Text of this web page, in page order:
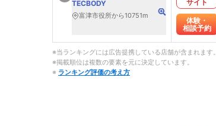
TECBODY
富津市役所から10751m
サイト
体験・
相談予約
※当ランキングには広告提携している店舗が含まれます。
※掲載順位は複数の要素を元に決定しています。
※ ランキング評価の考え方